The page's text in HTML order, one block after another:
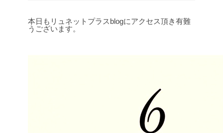
本日もリュネットプラスblogにアクセス頂き有難
うございます。